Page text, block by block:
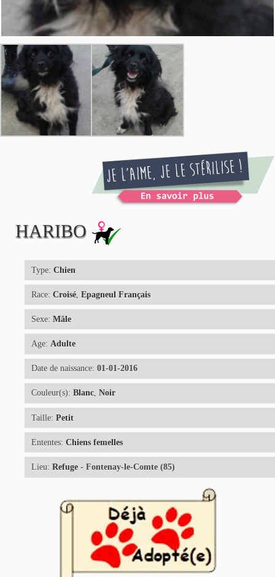
HARIBO
Type:Chien
Race:Croisé ,Epagneul Français
Sexe:Mâle
Age:Adulte
Date de naissance: 01-01-2016
Couleur(s):Blanc,Noir
Taille:Petit
Ententes:Chiens femelles
Lieu: Refuge - Fontenay-le-Comte (85)